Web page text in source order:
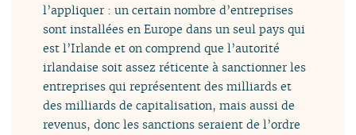
l’appliquer : un certain nombre d’entreprises
sont installées en Europe dans un seul pays qui
est l’Irlande et on comprend que l’autorité
irlandaise soit assez réticente à sanctionner les
entreprises qui représentent des milliards et
des milliards de capitalisation, mais aussi de
revenus, donc les sanctions seraient de l’ordre